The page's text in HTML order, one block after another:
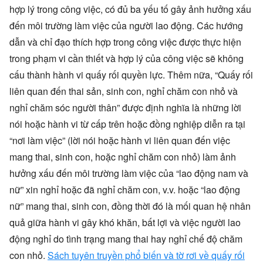
hợp lý trong công việc, có đủ ba yếu tố gây ảnh hưởng xấu
đến môi trường làm việc của người lao động. Các hướng
dẫn và chỉ đạo thích hợp trong công việc được thực hiện
trong phạm vi cần thiết và hợp lý của công việc sẽ không
cấu thành hành vi quấy rối quyền lực. Thêm nữa, “Quấy rối
liên quan đến thai sản, sinh con, nghỉ chăm con nhỏ và
nghỉ chăm sóc người thân” được định nghĩa là những lời
nói hoặc hành vi từ cấp trên hoặc đồng nghiệp diễn ra tại
“nơi làm việc” (lời nói hoặc hành vi liên quan đến việc
mang thai, sinh con, hoặc nghỉ chăm con nhỏ) làm ảnh
hưởng xấu đến môi trường làm việc của “lao động nam và
nữ” xin nghỉ hoặc đã nghỉ chăm con, v.v. hoặc “lao động
nữ” mang thai, sinh con, đồng thời đó là mối quan hệ nhân
quả giữa hành vi gây khó khăn, bất lợi và việc người lao
động nghỉ do tình trạng mang thai hay nghỉ chế độ chăm
con nhỏ. Sách tuyên truyền phổ biến và tờ rơi về quấy rối